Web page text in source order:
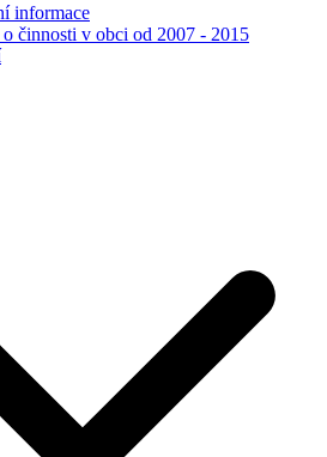
informace
činnosti v obci od 2007 - 2015